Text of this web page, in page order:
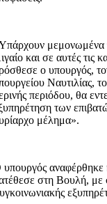
μεμονωμένα
και σε αυτές τις
ο υπουργός,
Ναυτιλίας,
περιόδου, θα
των
μέλημα».
αναφέρθηκε
στη Βουλή, με